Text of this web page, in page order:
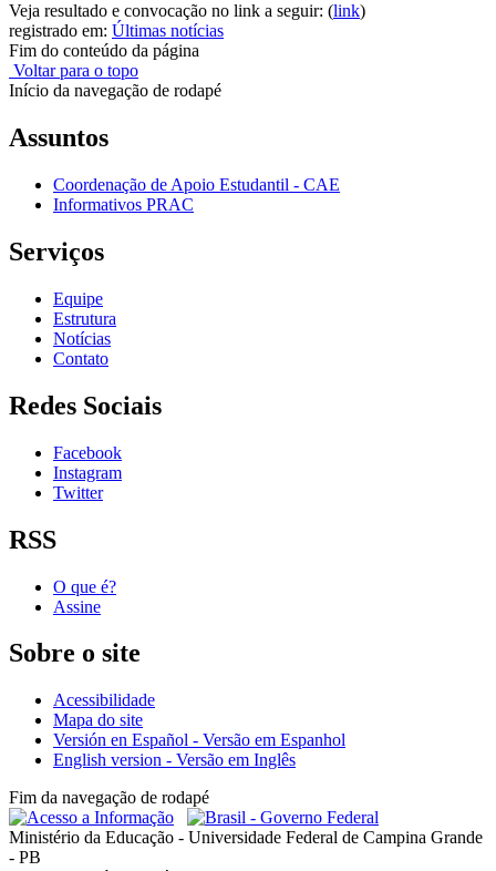
Veja resultado e convocação no link a seguir: (link)
registrado em: Últimas notícias
Fim do conteúdo da página
Voltar para o topo
Início da navegação de rodapé
Assuntos
Coordenação de Apoio Estudantil - CAE
Informativos PRAC
Serviços
Equipe
Estrutura
Notícias
Contato
Redes Sociais
Facebook
Instagram
Twitter
RSS
O que é?
Assine
Sobre o site
Acessibilidade
Mapa do site
Versión en Español - Versão em Espanhol
English version - Versão em Inglês
Fim da navegação de rodapé
Ministério da Educação - Universidade Federal de Campina Grande
- PB